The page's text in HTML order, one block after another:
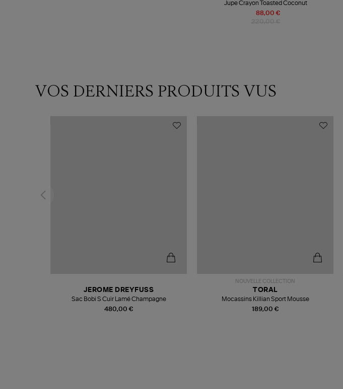
88,00 €
Jupe Crayon Toasted Coconut
VOS DERNIERS PRODUITS VUS
480,00 €
JEROME DREYFUSS
Sac Bobi S Cuir Lamé Champagne
NOUVELLE COLLECTION
189,00 €
TORAL
Mocassins Killian Sport Mousse